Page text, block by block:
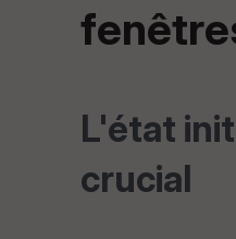
L'état
crucial